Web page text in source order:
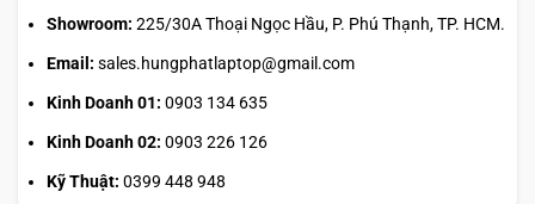
nghiệm công nghệ, và Yoga 7i đã làm rất tốt điều này. Với
Showroom: 225/30A Thoại Ngọc Hầu, P. Phú Thạnh, TP. HCM.
Email: sales.hungphatlaptop@gmail.com
Kinh Doanh 01: 0903 134 635
Kinh Doanh 02: 0903 226 126
Kỹ Thuật: 0399 448 948